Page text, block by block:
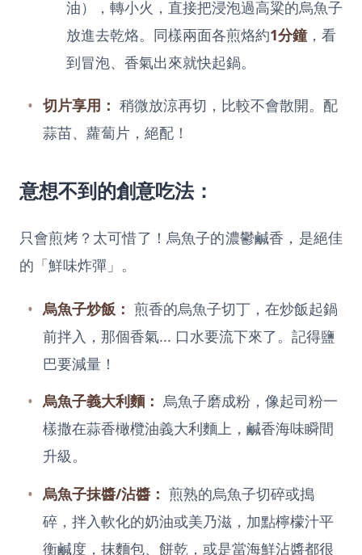
油），轉小火，直接把浸泡過高粱的烏魚子
放進去乾烙。同樣兩面各煎烙約1分鐘，看
到冒泡、香氣出來就快起鍋。
切片享用： 稍微放涼再切，比較不會散開。配
蒜苗、蘿蔔片，絕配！
意想不到的創意吃法：
只會煎烤？太可惜了！烏魚子的濃鬱鹹香，是絕佳
的「鮮味炸彈」。
烏魚子炒飯： 煎香的烏魚子切丁，在炒飯起鍋
前拌入，那個香氣... 口水要流下來了。記得鹽
巴要減量！
烏魚子義大利麵： 烏魚子磨成粉，像起司粉一
樣撒在蒜香橄欖油義大利麵上，鹹香海味瞬間
升級。
烏魚子抹醬/沾醬： 煎熟的烏魚子切碎或搗
碎，拌入軟化的奶油或美乃滋，加點檸檬汁平
衡鹹度，抹麵包、餅乾，或是當海鮮沾醬都很